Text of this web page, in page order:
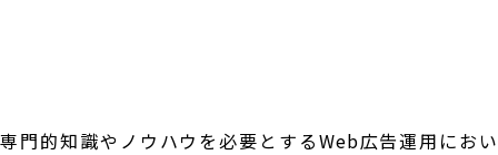
専門的知識やノウハウを必要とするWeb広告運用におい